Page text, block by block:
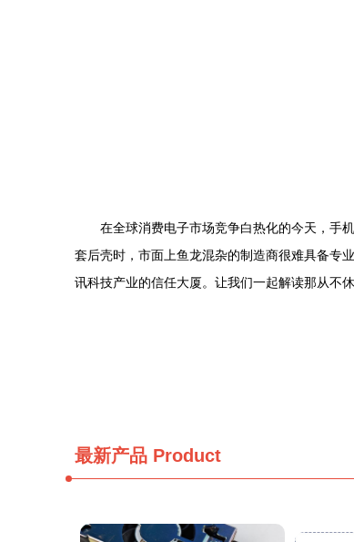
在全球消费电子市场竞争白热化的今天，手
套后壳时，市面上鱼龙混杂的制造商很难具备专
讯科技产业的信任大厦。让我们一起解读那从不
最新产品 Product